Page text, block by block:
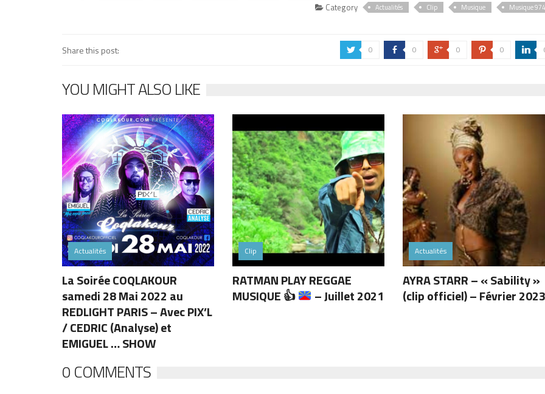
Category Actualités Clip Musique Musique
Share this post: a 0 b 0 c 0 d 0 j
YOU MIGHT ALSO LIKE
Actualités
La Soirée COQLAKOUR
samedi 28 Mai 2022 au
REDLIGHT PARIS – Avec PIX’L
/ CEDRIC (Analyse) et
EMIGUEL … SHOW
Clip
RATMAN PLAY REGGAE
MUSIQUE👍 – Juillet 2021
Actualités
AYRA STARR – « Sability »
(clip officiel) – Février 2023
0 COMMENTS